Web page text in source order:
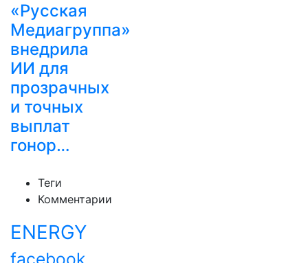
«Русская
Медиагруппа»
внедрила
ИИ для
прозрачных
и точных
выплат
гонор…
Теги
Комментарии
ENERGY
facebook